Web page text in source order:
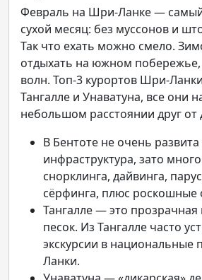
Февраль на Шри-Ланке —
сухой месяц: без муссонов и
Так что ехать можно смело.
отдыхать на южном
волн. Топ-3 курортов Шри-
Тангалле и Унаватуна, все они
небольшом расстоянии друг от
В Бентоте не очень развита
инфраструктура, зато
снорклинга, дайвинга,
сёрфинга, плюс роскошные
Тангалле — это прозрачная
песок. Из Тангалле часто
экскурсии в национальные
Ланки.